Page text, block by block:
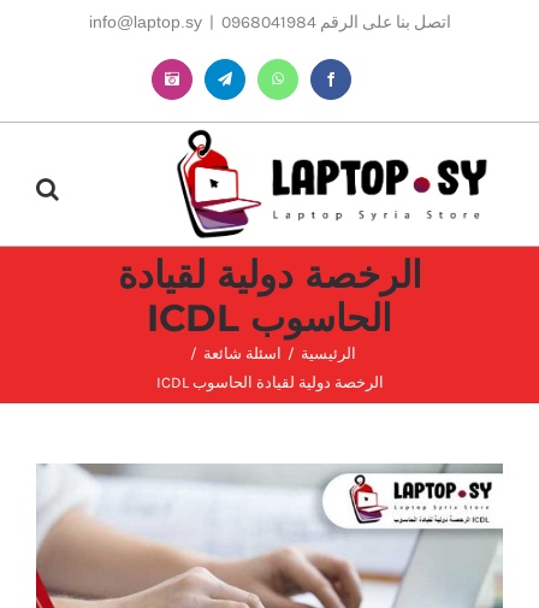
اتصل بنا على الرقم 0968041984 |
info@laptop.sy
Facebook
WhatsApp
Telegram
Instagram
الرخصة دولية لقيادة
الحاسوب ICDL
الرئيسية
اسئلة شائعة
الرخصة دولية لقيادة الحاسوب ICDL
مشاهدة
صورة
أكبر